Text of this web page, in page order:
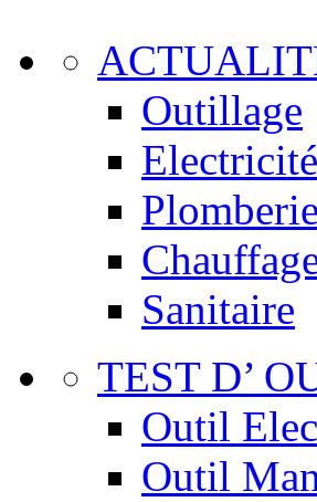
Outillage
Electricité
Plomberie
Sanitaire
TEST D’
Outil
Outil